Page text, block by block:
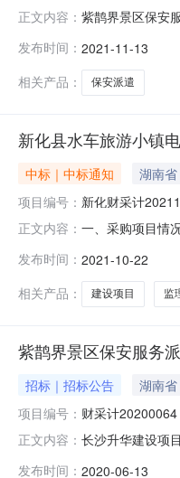
正文内容： 紫鹊界景区保安
发布时间： 2021-11-13
相关产品：
保安派遣
新化县水车旅游小镇
中标｜中标通知 湖南
项目编号： 新化财采计
正文内容： 一、采购项目情
悦翔工程项目管
发布时间： 2021-10-22
相关产品：
建设项目 监
紫鹊界景区保安服务
招标｜招标公告 湖南
项目编号： 财采计20200064
正文内容： 长沙升华建设项
发布时间： 2020-06-13